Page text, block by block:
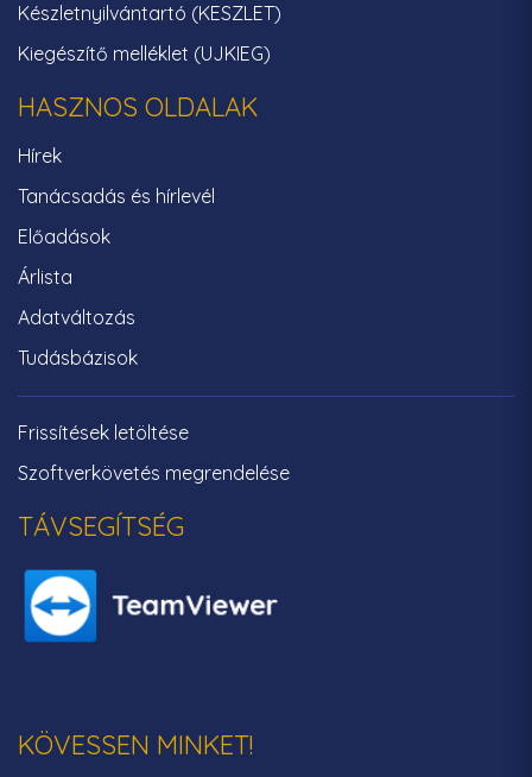
Készletnyilvántartó (KESZLET)
Kiegészítő melléklet (UJKIEG)
HASZNOS OLDALAK
Hírek
Tanácsadás és hírlevél
Előadások
Árlista
Adatváltozás
Tudásbázisok
Frissítések letöltése
Szoftverkövetés megrendelése
TÁVSEGÍTSÉG
KÖVESSEN MINKET!